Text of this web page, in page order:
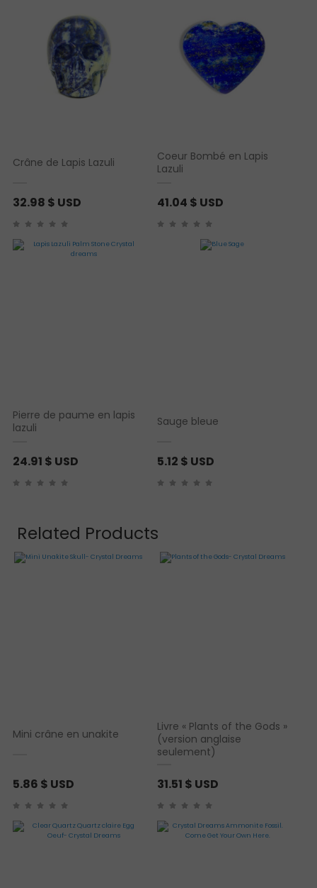
Crâne de Lapis Lazuli
32.98 $ USD
Coeur Bombé en Lapis
Lazuli
41.04 $ USD
Pierre de paume en lapis
lazuli
24.91 $ USD
Sauge bleue
5.12 $ USD
Related Products
Mini crâne en unakite
5.86 $ USD
Livre « Plants of the Gods »
(version anglaise
seulement)
31.51 $ USD